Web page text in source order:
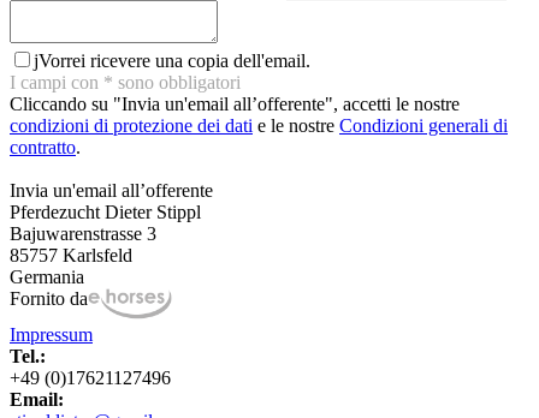
jVorrei ricevere una copia dell'email.
I campi con * sono obbligatori
Cliccando su "Invia un'email all’offerente", accetti le nostre
condizioni di protezione dei dati e le nostre Condizioni generali di
contratto.
Invia un'email all’offerente
Pferdezucht Dieter Stippl
Bajuwarenstrasse 3
85757 Karlsfeld
Germania
Fornito da
Impressum
Tel.:
+49 (0)17621127496
Email: